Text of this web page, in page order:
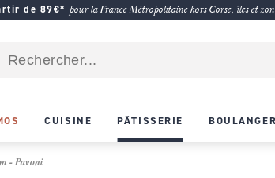
de 89€* pour la France Métropolitaine hors Corse, îles et
CUISINE PÂTISSERIE
- Pavoni